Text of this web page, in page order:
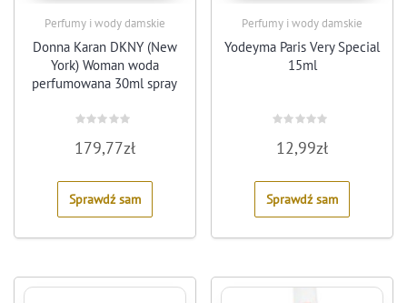
Perfumy i wody damskie
Donna Karan DKNY (New
York) Woman woda
perfumowana 30ml spray
0
out
5
179,77zł
Sprawdź sam
Perfumy i wody damskie
Yodeyma Paris Very Special
15ml
0
out
5
12,99zł
Sprawdź sam